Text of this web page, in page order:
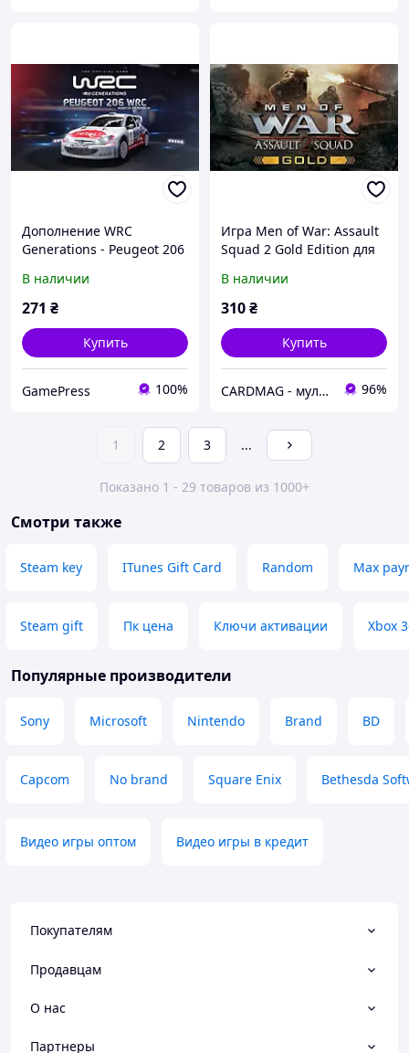
Дополнение WRC
Generations - Peugeot 206
активации Steam)
В наличии
271 ₴
Купить
GamePress 100%
Игра Men of War: Assault
Squad 2 Gold Edition для
Steam)
В наличии
310₴
Купить
CARDMAG - мультивалютный платежный сервис 96%
1 2 3 ...
Показано 1 - 29 товаров из 1000+
Смотри также
Steam key ITunes Gift Card Random Max
Steam gift Пк цена Ключи активации Xbox
Популярные производители
Sony Microsoft Nintendo Brand BD
Capcom No brand Square Enix Bethesda
Видео игры оптом Видео игры в кредит
Покупателям
Продавцам
О нас
Партнеры